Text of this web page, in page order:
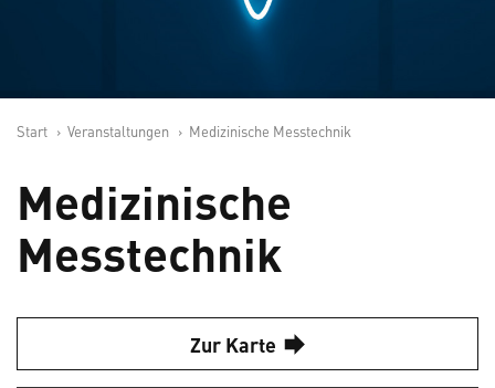
Start Veranstaltungen Medizinische Messtechnik
Medizinische
Messtechnik
Zur Karte